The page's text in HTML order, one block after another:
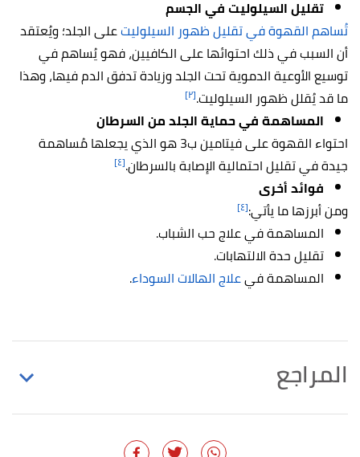
تقليل السيلوليت في الجسم
تُساهم القهوة في تقليل ظهور السيلوليتعلى الجلد؛ ويُعتقد
أن السبب في ذلك احتوائها على الكافيين، فهو يُساهم في
توسيع الأوعية الدموية تحت الجلد وزيادة تدفق الدم فيها، وهذا
ما قد يُقلل ظهور السيلوليت.[٢]
المساهمة في حماية الجلد من السرطان
احتواء القهوة على فيتامين ب3 هو الذي يجعلها مُساهمة
جيدة في تقليل احتمالية الإصابة بالسرطان.[٤]
فوائد أخرى
ومن أبرزها ما يأتي:[٤]
المساهمة في علاج حب الشباب.
تقليل حدة الالتهابات.
المساهمة فيعلاج الهالات السوداء.
المراجع
healthline , Retrieved 19/6/2022. Edited.